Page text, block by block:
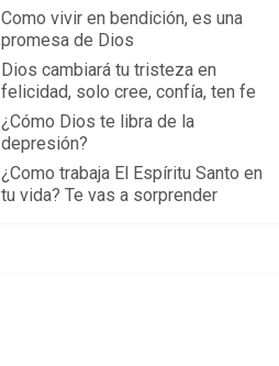
Como vivir en bendición, es una
promesa de Dios
Dios cambiará tu tristeza en
felicidad, solo cree, confía, ten fe
¿Cómo Dios te libra de la
depresión?
¿Como trabaja El Espíritu Santo en
tu vida? Te vas a sorprender